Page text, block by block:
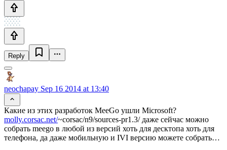
Reply
neochapay Sep 16 2014 at 13:40
Какие из этих разработок MeeGo ушли Microsoft?
molly.corsac.net/~corsac/n9/sources-pr1.3/ даже сейчас можно
собрать meego в любой из версий хоть для десктопа хоть для
телефона, да даже мобильную и IVI версию можете собрать…